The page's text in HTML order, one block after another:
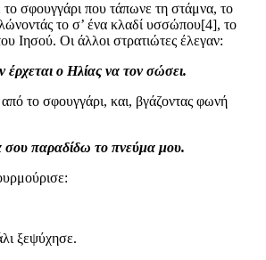
το σφουγγάρι που τάπωνε τη στάμνα, το
το σ’ ένα κλαδί υσσώπου[4], το
Ιησού. Οι άλλοι στρατιώτες έλεγαν:
ο Ηλίας να τον σώσει.
το σφουγγάρι, και, βγάζοντας φωνή
παραδίδω το πνεύμα μου.
ξεψύχησε.